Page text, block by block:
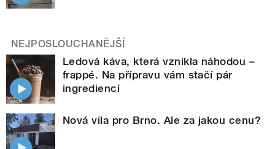
NEJPOSLOUCHANĚJŠÍ
Ledová káva, která vznikla náhodou –
frappé. Na přípravu vám stačí pár
ingrediencí
Nová vila pro Brno. Ale za jakou cenu?